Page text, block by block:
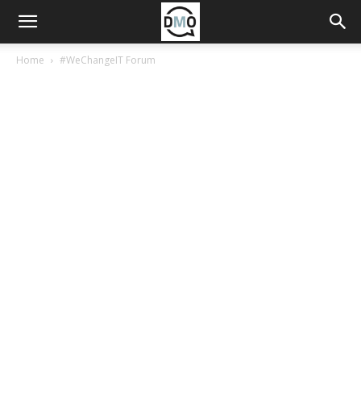
Home #WeChangeIT Forum